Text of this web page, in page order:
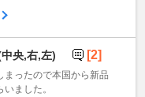
央,右,左) [2]
まったので本国から新品
ました。